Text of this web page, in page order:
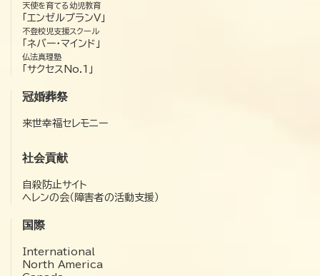
天使を育てる幼児教育
「エンゼルプランV」
不登校児支援スクール
「ネバー・マインド」
仏法真理塾
「サクセスNo.1」
冠婚葬祭
来世幸福セレモニー
社会貢献
自殺防止サイト
ヘレンの会（障害者の活動支援）
国際
International
North America